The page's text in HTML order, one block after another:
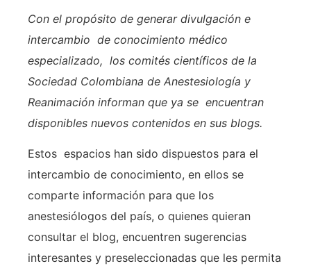
Con el propósito de generar divulgación e
intercambio de conocimiento médico
especializado, los comités científicos de la
Sociedad Colombiana de Anestesiología y
Reanimación informan que ya se encuentran
disponibles nuevos contenidos en sus blogs.
Estos espacios han sido dispuestos para el
intercambio de conocimiento, en ellos se
comparte información para que los
anestesiólogos del país, o quienes quieran
consultar el blog, encuentren sugerencias
interesantes y preseleccionadas que les permita